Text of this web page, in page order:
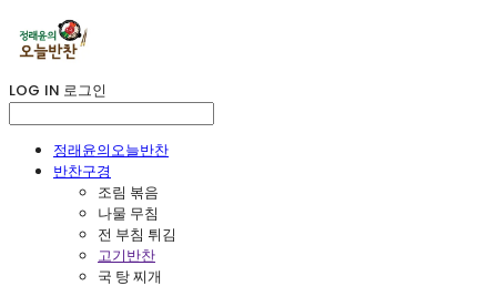
LOG IN 로그인
정래윤의오늘반찬
반찬구경
조림 볶음
나물 무침
전 부침 튀김
고기반찬
국 탕 찌개